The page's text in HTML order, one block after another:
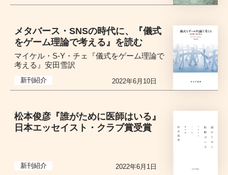
新刊紹介
メタバース・SNSの時代に、『儀式
をゲーム理論で考える』を読む
マイケル・S-Y・チェ『儀式をゲーム理論で
考える』安田雪訳
2022年6月10日
新刊紹介
松本俊彦『誰がために医師はいる』
日本エッセイスト・クラブ賞受賞
2022年6月1日